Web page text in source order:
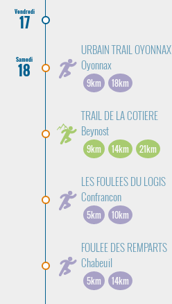
Vendredi
17
Samedi
18
URBAIN TRAIL OYONNAX
Oyonnax
9km 18km
TRAIL DE LA COTIERE
Beynost
9km 14km 21km
LES FOULEES DU LOGIS
Confrancon
5km 10km
FOULEE DES REMPARTS
Chabeuil
5km 14km